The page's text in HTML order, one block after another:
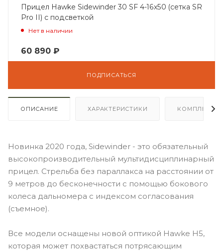
Прицел Hawke Sidewinder 30 SF 4-16x50 (сетка SR
Pro II) с подсветкой
Нет в наличии
60 890 ₽
ПОДПИСАТЬСЯ
ОПИСАНИЕ ХАРАКТЕРИСТИКИ
Новинка 2020 года, Sidewinder - это обязательный
высокопроизводительный мультидисциплинарный
прицел. Стрельба без параллакса на расстоянии от
9 метров до бесконечности с помощью бокового
колеса дальномера с индексом согласования
(съемное).
Все модели оснащены новой оптикой Hawke H5,
которая может похвастаться потрясающим